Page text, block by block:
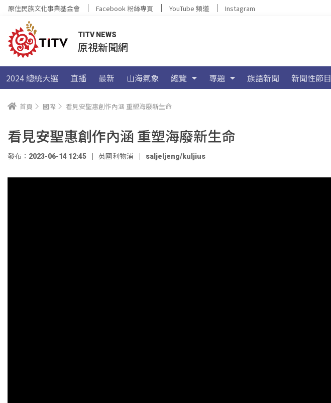
原住民族文化事業基金會 Facebook 粉絲專頁 YouTube 頻道 Instagram
TITV NEWS
原視新聞網
2024 總統大選 直播 最新 山海氣象 總覽 專題 族語新聞 新聞性節目
首頁 國際 看見安聖惠創作內涵 重塑海廢新生命
看見安聖惠創作內涵 重塑海廢新生命
發布：2023-06-14 12:45 英國利物浦 saljeljeng/kuljius